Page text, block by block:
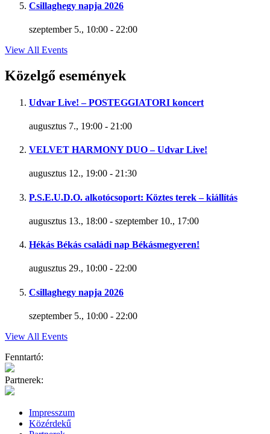
Csillaghegy napja 2026
szeptember 5., 10:00 - 22:00
View All Events
Közelgő események
Udvar Live! – POSTEGGIATORI koncert
augusztus 7., 19:00 - 21:00
VELVET HARMONY DUO – Udvar Live!
augusztus 12., 19:00 - 21:30
P.S.E.U.D.O. alkotócsoport: Köztes terek – kiállítás
augusztus 13., 18:00 - szeptember 10., 17:00
Hékás Békás családi nap Békásmegyeren!
augusztus 29., 10:00 - 22:00
Csillaghegy napja 2026
szeptember 5., 10:00 - 22:00
View All Events
Fenntartó:
Partnerek:
Impresszum
Közérdekű